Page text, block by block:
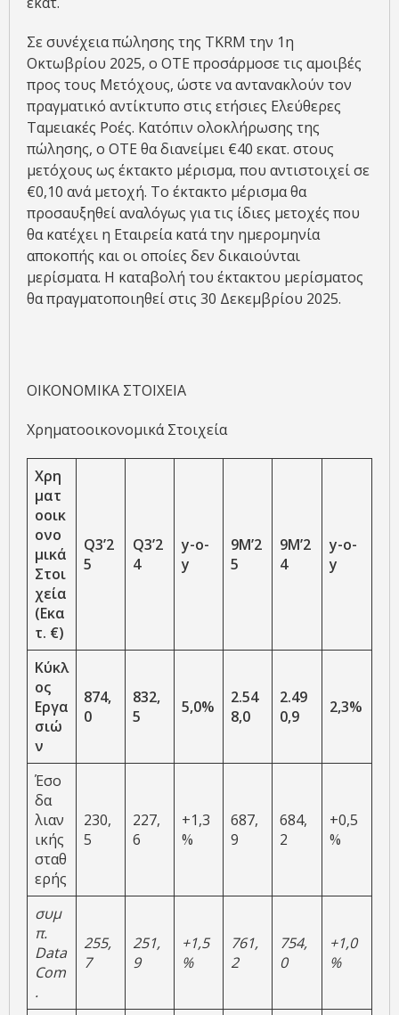
Σε συνέχεια πώλησης της TKRM την 1η
Οκτωβρίου 2025, ο ΟΤΕ προσάρμοσε τις αμοιβές
προς τους Μετόχους, ώστε να αντανακλούν τον
πραγματικό αντίκτυπο στις ετήσιες Ελεύθερες
Ταμειακές Ροές. Κατόπιν ολοκλήρωσης της
πώλησης, ο ΟΤΕ θα διανείμει €40 εκατ. στους
μετόχους ως έκτακτο μέρισμα, που αντιστοιχεί σε
€0,10 ανά μετοχή. Το έκτακτο μέρισμα θα
προσαυξηθεί αναλόγως για τις ίδιες μετοχές που
θα κατέχει η Εταιρεία κατά την ημερομηνία
αποκοπής και οι οποίες δεν δικαιούνται
μερίσματα. Η καταβολή του έκτακτου μερίσματος
θα πραγματοποιηθεί στις 30 Δεκεμβρίου 2025.
ΟΙΚΟΝΟΜΙΚΑ ΣΤΟΙΧΕΙΑ
Χρηματοοικονομικά Στοιχεία
Χρη
ματ
οοικ
ονο
μικά
Στοι
χεία
(Εκα
τ. €)
Q3’2
5
Q3’2
4
y-o-
y
9M’2
5
9M’2
4
y-o-
y
Κύκλ
ος
Εργα
σιώ
ν
874,
0
832,
5
5,0%
2.54
8,0
2.49
0,9
2,3%
Έσο
δα
λιαν
ικής
σταθ
ερής
230,
5
227,
6
+1,3
%
687,
9
684,
2
+0,5
%
συμ
π.
Data
Com
.
255,
7
251,
9
+1,5
%
761,
2
754,
0
+1,0
%